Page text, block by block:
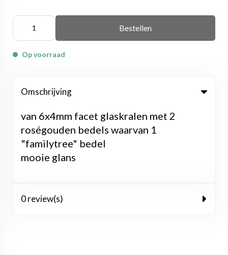
Bestellen
Op voorraad
Omschrijving
van 6x4mm facet glaskralen met 2
roségouden bedels waarvan 1
"familytree" bedel
mooie glans
0 review(s)